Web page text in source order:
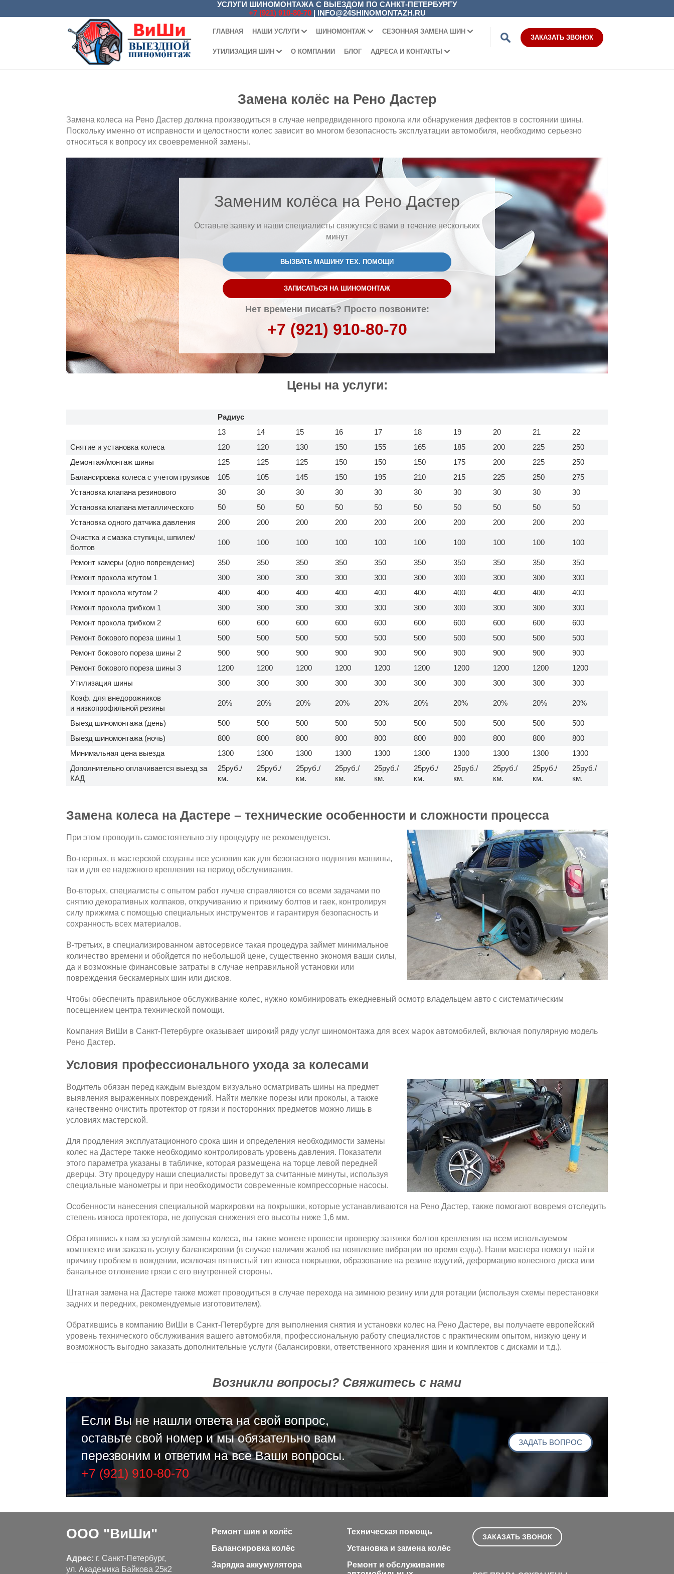
УСЛУГИ ШИНОМОНТАЖА С ВЫЕЗДОМ ПО САНКТ-ПЕТЕРБУРГУ
+7 (921) 910-80-70| INFO@24SHINOMONTAZH.RU
ГЛАВНАЯ НАШИ УСЛУГИ ШИНОМОНТАЖ СЕЗОННАЯ ЗАМЕНА ШИН
УТИЛИЗАЦИЯ ШИН О КОМПАНИИ БЛОГ АДРЕСА И КОНТАКТЫ
ЗАКАЗАТЬ ЗВОНОК
Замена колёс на Рено Дастер
Замена колеса на Рено Дастер должна производиться в случае непредвиденного прокола или обнаружения дефектов в состоянии шины.
Поскольку именно от исправности и целостности колес зависит во многом безопасность эксплуатации автомобиля, необходимо серьезно
относиться к вопросу их своевременной замены.
Заменим колёса на Рено Дастер
Оставьте заявку и наши специалисты свяжутся с вами в течение нескольких
минут
ВЫЗВАТЬ МАШИНУ ТЕХ. ПОМОЩИ
ЗАПИСАТЬСЯ НА ШИНОМОНТАЖ
Нет времени писать? Просто позвоните:
+7 (921) 910-80-70
Цены на услуги:
Радиус
13
14 15 16 17 18 19 20 21
22
Снятие и установка колеса
120 120 130 150 155 165 185 200 225
250
Демонтаж/монтаж шины
125 125 125 150 150 150 175 200 225
250
Балансировка колеса с учетом грузиков
105 105 145 150 195 210 215 225 250
275
Установка клапана резинового
30 30 30 30 30 30 30 30 30
30
Установка клапана металлического
50 50 50 50 50 50 50 50 50
50
Установка одного датчика давления
200 200 200 200 200 200 200 200 200
200
Очистка и смазка ступицы, шпилек/
болтов
100 100 100 100 100 100 100 100 100 100
Ремонт камеры (одно повреждение) 350 350 350 350 350 350 350 350 350
350
Ремонт прокола жгутом 1
300 300 300 300 300 300 300 300 300
300
Ремонт прокола жгутом 2
400 400 400 400 400 400 400 400 400
400
Ремонт прокола грибком 1
300 300 300 300 300 300 300 300 300
300
Ремонт прокола грибком 2
600 600 600 600 600 600 600 600 600
600
Ремонт бокового пореза шины 1
500 500 500 500 500 500 500 500 500
500
Ремонт бокового пореза шины 2
900 900 900 900 900 900 900 900 900
900
Ремонт бокового пореза шины 3
1200 1200 1200 1200 1200 1200 1200 1200 1200
1200
Утилизация шины
300 300 300 300 300 300 300 300 300
300
Коэф. для внедорожников
и низкопрофильной резины
20% 20% 20% 20% 20% 20% 20% 20% 20% 20%
Выезд шиномонтажа (день) 500 500 500 500 500 500 500 500 500
500
Выезд шиномонтажа (ночь)
800 800 800 800 800 800 800 800 800
800
Минимальная цена выезда
1300 1300 1300 1300 1300 1300 1300 1300 1300
1300
Дополнительно оплачивается выезд за
КАД
25руб./
км.
25руб./
км.
25руб./
км.
25руб./
км.
25руб./
км.
25руб./
км.
25руб./
км.
25руб./
км.
25руб./
км.
25руб./
км.
Замена колеса на Дастере – технические особенности и сложности процесса
При этом проводить самостоятельно эту процедуру не рекомендуется.
Во-первых, в мастерской созданы все условия как для безопасного поднятия машины,
так и для ее надежного крепления на период обслуживания.
Во-вторых, специалисты с опытом работ лучше справляются со всеми задачами по
снятию декоративных колпаков, откручиванию и прижиму болтов и гаек, контролируя
силу прижима с помощью специальных инструментов и гарантируя безопасность и
сохранность всех материалов.
В-третьих, в специализированном автосервисе такая процедура займет минимальное
количество времени и обойдется по небольшой цене, существенно экономя ваши силы,
да и возможные финансовые затраты в случае неправильной установки или
повреждения бескамерных шин или дисков.
Чтобы обеспечить правильное обслуживание колес, нужно комбинировать ежедневный осмотр владельцем авто с систематическим
посещением центра технической помощи.
Компания ВиШи в Санкт-Петербурге оказывает широкий ряду услуг шиномонтажа для всех марок автомобилей, включая популярную модель
Рено Дастер.
Условия профессионального ухода за колесами
Водитель обязан перед каждым выездом визуально осматривать шины на предмет
выявления выраженных повреждений. Найти мелкие порезы или проколы, а также
качественно очистить протектор от грязи и посторонних предметов можно лишь в
условиях мастерской.
Для продления эксплуатационного срока шин и определения необходимости замены
колес на Дастере также необходимо контролировать уровень давления. Показатели
этого параметра указаны в табличке, которая размещена на торце левой передней
дверцы. Эту процедуру наши специалисты проведут за считанные минуты, используя
специальные манометры и при необходимости современные компрессорные насосы.
Особенности нанесения специальной маркировки на покрышки, которые устанавливаются на Рено Дастер, также помогают вовремя отследить
степень износа протектора, не допуская снижения его высоты ниже 1,6 мм.
Обратившись к нам за услугой замены колеса, вы также можете провести проверку затяжки болтов крепления на всем используемом
комплекте или заказать услугу балансировки (в случае наличия жалоб на появление вибрации во время езды). Наши мастера помогут найти
причину проблем в вождении, исключая пятнистый тип износа покрышки, образование на резине вздутий, деформацию колесного диска или
банальное отложение грязи с его внутренней стороны.
Штатная замена на Дастере также может проводиться в случае перехода на зимнюю резину или для ротации (используя схемы перестановки
задних и передних, рекомендуемые изготовителем).
Обратившись в компанию ВиШи в Санкт-Петербурге для выполнения снятия и установки колес на Рено Дастере, вы получаете европейский
уровень технического обслуживания вашего автомобиля, профессиональную работу специалистов с практическим опытом, низкую цену и
возможность выгодно заказать дополнительные услуги (балансировки, ответственного хранения шин и комплектов с дисками и т.д.).
Возникли вопросы? Свяжитесь с нами
Если Вы не нашли ответа на свой вопрос,
оставьте свой номер и мы обязательно вам
перезвоним и ответим на все Ваши вопросы.
+7 (921) 910-80-70
ЗАДАТЬ ВОПРОС
ООО "ВиШи"
Адрес: г. Санкт-Петербург,
ул. Академика Байкова 25к2
Ремонт шин и колёс
Балансировка колёс
Зарядка аккумулятора
Техническая помощь
Установка и замена колёс
Ремонт и обслуживание
ЗАКАЗАТЬ ЗВОНОК